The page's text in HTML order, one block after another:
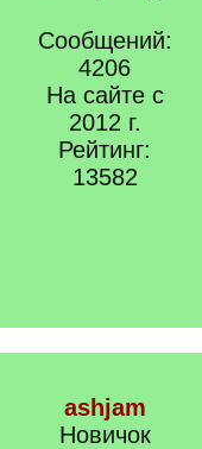
Сообщений:
4206
На сайте с
2012 г.
Рейтинг:
13582
ashjam
Новичок